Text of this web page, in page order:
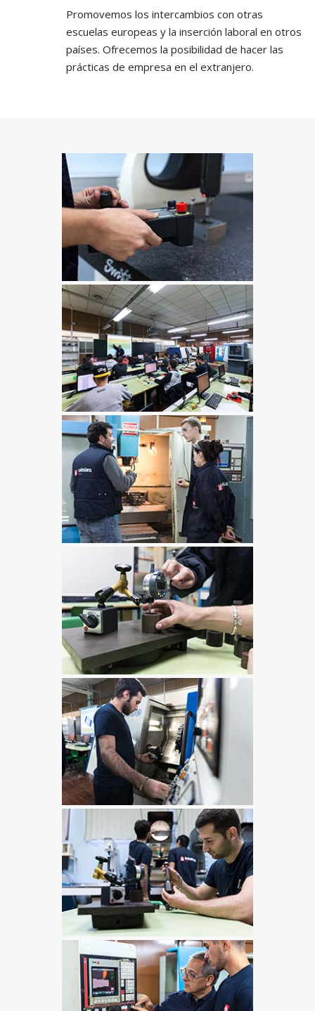
Promovemos los intercambios con otras
escuelas europeas y la inserción laboral en otros
países. Ofrecemos la posibilidad de hacer las
prácticas de empresa en el extranjero.